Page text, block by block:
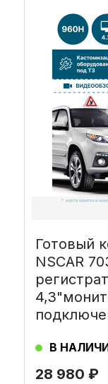
28 980 ₽
Готовый
NSCAR
В